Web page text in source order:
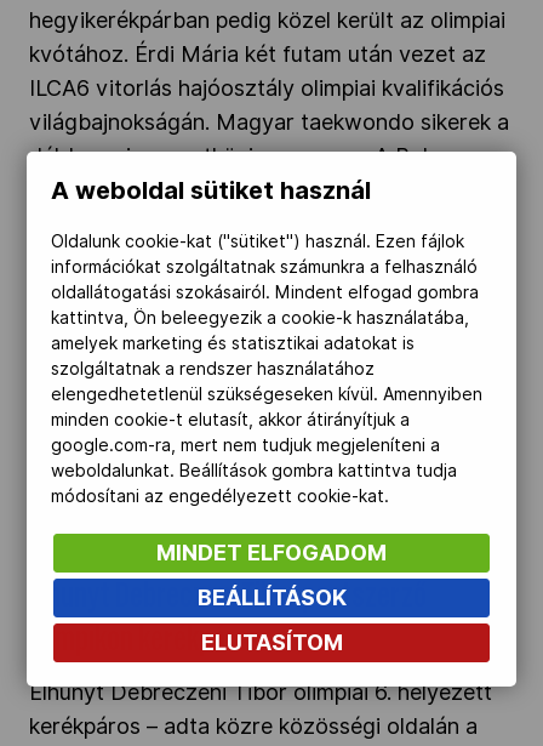
hegyikerékpárban pedig közel került az olimpiai
kvótához. Érdi Mária két futam után vezet az
ILCA6 vitorlás hajóosztály olimpiai kvalifikációs
világbajnokságán. Magyar taekwondo sikerek a
dél-koreai nemzetközi versenyen. A Babos,
Bondár kettős nyerte a döntőt a Gran Canaria-i
Dóra vegyes páros a negyeddöntőig jutott a
riói WTT-versenyen. Vereséggel kezdte a férfi
kosárlabda-válogatott az olimpiai
előkvalifikációs tornát.
Elhunyt Debreczeni Tibor pontszerző olimpikon
kerékpáros" />
2023.04.14.
Elhunyt Debreczeni Tibor pontszerző
olimpikon kerékpáros
Elhunyt Debreczeni Tibor olimpiai 6. helyezett
kerékpáros – adta közre közösségi oldalán a
A weboldal sütiket használ
Oldalunk cookie-kat ("sütiket") használ. Ezen fájlok
információkat szolgáltatnak számunkra a felhasználó
oldallátogatási szokásairól. Mindent elfogad gombra
kattintva, Ön beleegyezik a cookie-k használatába,
amelyek marketing és statisztikai adatokat is
szolgáltatnak a rendszer használatához
elengedhetetlenül szükségeseken kívül. Amennyiben
minden cookie-t elutasít, akkor átirányítjuk a
google.com-ra, mert nem tudjuk megjeleníteni a
weboldalunkat. Beállítások gombra kattintva tudja
módosítani az engedélyezett cookie-kat.
MINDET ELFOGADOM
BEÁLLÍTÁSOK
ELUTASÍTOM